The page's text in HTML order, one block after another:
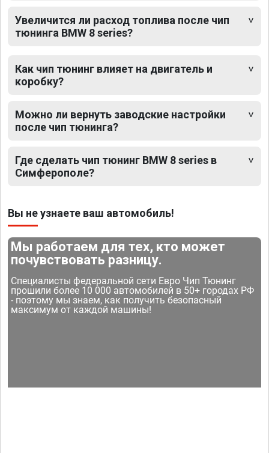
Увеличится ли расход топлива после чип
тюнинга BMW 8 series?
Как чип тюнинг влияет на двигатель и
коробку?
Можно ли вернуть заводские настройки
после чип тюнинга?
Где сделать чип тюнинг BMW 8 series в
Симферополе?
Вы не узнаете ваш автомобиль!
Мы работаем для тех, кто может
почувствовать разницу.
Специалисты федеральной сети Евро Чип Тюнинг
прошили более 10 000 автомобилей в 50+ городах РФ
- поэтому мы знаем, как получить безопасный
максимум от каждой машины!